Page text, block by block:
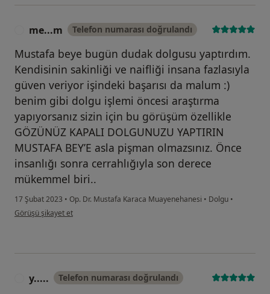
me...m Telefon numarası doğrulandı
Mustafa beye bugün dudak dolgusu yaptırdım.
Kendisinin sakinliği ve naifliği insana fazlasıyla
güven veriyor işindeki başarısı da malum :)
benim gibi dolgu işlemi öncesi araştırma
yapıyorsanız sizin için bu görüşüm özellikle
GÖZÜNÜZ KAPALI DOLGUNUZU YAPTIRIN
MUSTAFA BEY’E asla pişman olmazsınız. Önce
insanlığı sonra cerrahlığıyla son derece
mükemmel biri..
17 Şubat 2023 • Op. Dr. Mustafa Karaca Muayenehanesi • Dolgu •
kullanıcının görüşüne göre me...m
Görüşü şikayet et
y..... Telefon numarası doğrulandı